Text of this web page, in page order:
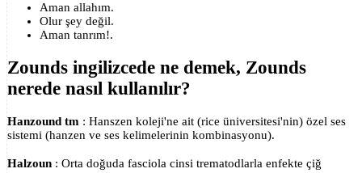
Aman allahım.
Olur şey değil.
Aman tanrım!.
Zounds ingilizcede ne demek, Zounds
nerede nasıl kullanılır?
Hanzound tm : Hanszen koleji'ne ait (rice üniversitesi'nin) özel ses
sistemi (hanzen ve ses kelimelerinin kombinasyonu).
Halzoun : Orta doğuda fasciola cinsi trematodlarla enfekte çiğ